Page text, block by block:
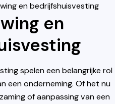
en bedrijfshuisvesting
en
spelen een belangrijke rol
een onderneming. Of het nu
of aanpassing van een